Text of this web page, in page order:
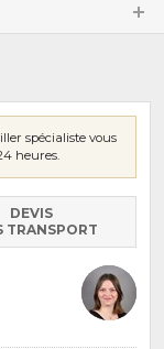
spécialiste vous
heures.
DEVIS
TRANSPORT